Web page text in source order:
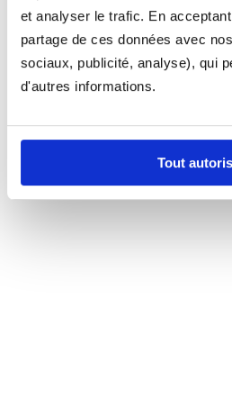
et analyser le trafic. En
partage de ces données avec
sociaux, publicité, analyse), qui
d'autres informations.
Tout